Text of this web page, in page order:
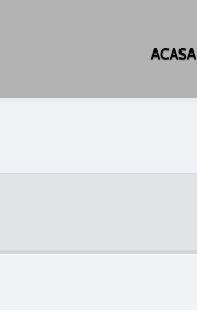
ACASA